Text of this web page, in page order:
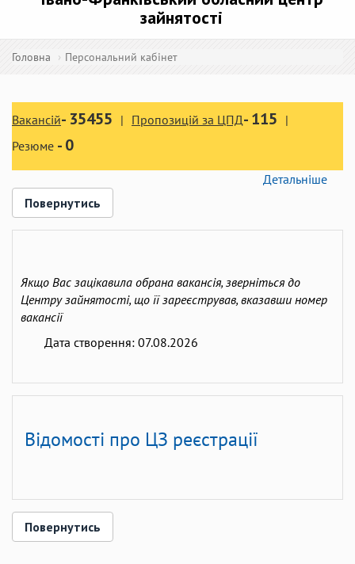
зайнятості
Головна Персональний кабінет
Вакансій- 35455 Пропозицій за ЦПД-115
Резюме -0
Детальніше
Повернутись
Якщо Вас зацікавила обрана вакансія, зверніться до
Центру зайнятості, що її зареєстрував, вказавши номер
вакансії
Дата створення: 07.08.2026
Відомості про ЦЗ реєстрації
Повернутись